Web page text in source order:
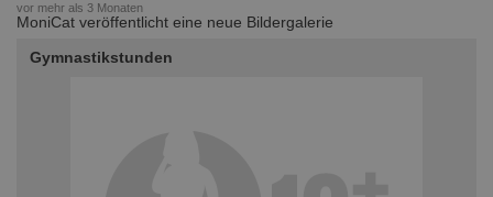
vor mehr als 3 Monaten
MoniCat veröffentlicht eine neue Bildergalerie
Gymnastikstunden